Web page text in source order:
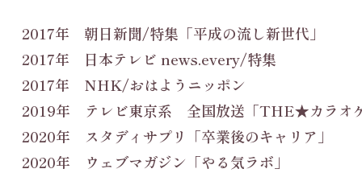
2017年 朝日新聞/特集「平成の流し新世代」
2017年 日本テレビ news.every/特集
2017年 NHK/おはようニッポン
2019年 テレビ東京系 全国放送「THE★カラオケ
2020年 スタディサプリ「卒業後のキャリア」
2020年 ウェブマガジン「やる気ラボ」